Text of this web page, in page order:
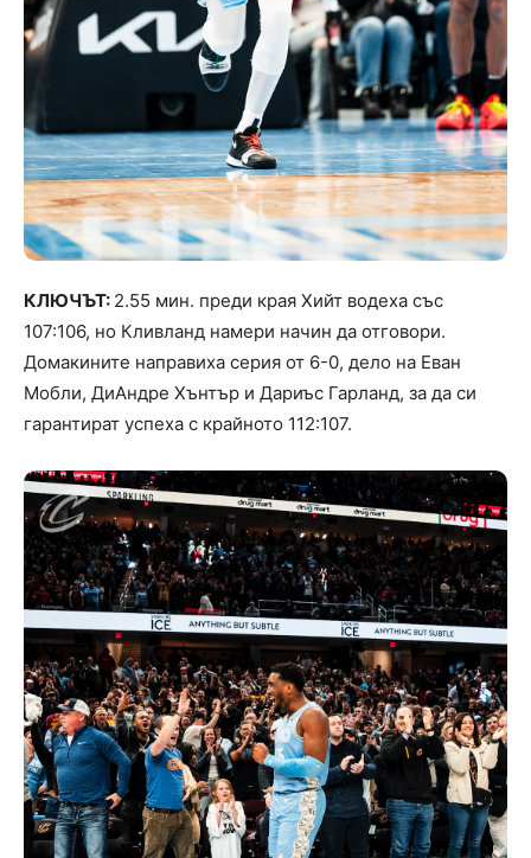
КЛЮЧЪТ: 2.55 мин. преди края Хийт водеха със
107:106, но Кливланд намери начин да отговори.
Домакините направиха серия от 6-0, дело на Еван
Мобли, ДиАндре Хънтър и Дариъс Гарланд, за да си
гарантират успеха с крайното 112:107.